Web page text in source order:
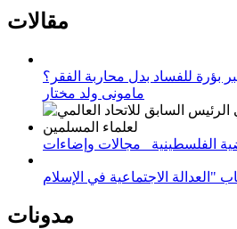
مقالات
بؤرة للفساد بدل محاربة الفقر؟
مامونى ولد مختار
الفلسطينية_ مجالات وإضاءات
مدونات